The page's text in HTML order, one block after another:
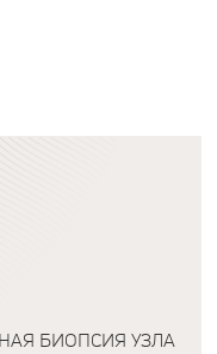
БИОПСИЯ УЗЛА